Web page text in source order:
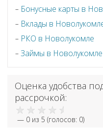
Бонусные карты в
Вклады в
РКО в Новолукомле
Займы в Новолукомле
Оценка удобства
рассрочкой:
— 0 из 5 (голосов: 0)